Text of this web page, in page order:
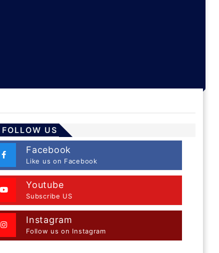
FOLLOW US
Facebook
Like us on Facebook
Youtube
Subscribe US
Instagram
Follow us on Instagram